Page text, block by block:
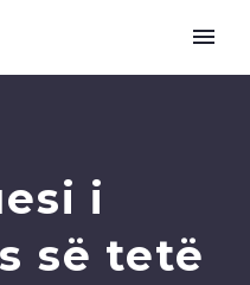
i
së tetë